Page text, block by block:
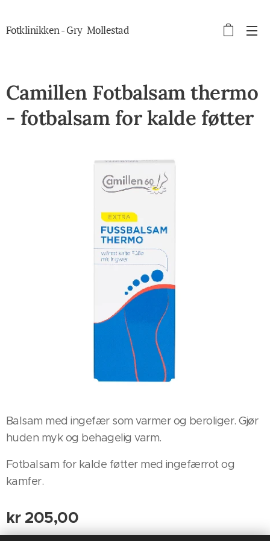
Fotklinikken - Gry Mollestad
Camillen Fotbalsam thermo
- fotbalsam for kalde føtter
Balsam med ingefær som varmer og beroliger. Gjør
huden myk og behagelig varm.
Fotbalsam for kalde føtter med ingefærrot og
kamfer.
kr 205,00